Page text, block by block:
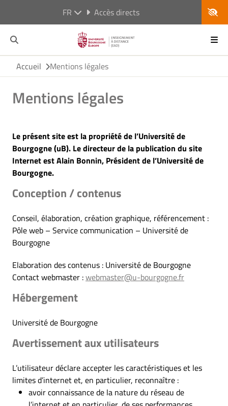
FR Accès directs
Accueil Mentions légales
Mentions légales
Le présent site est la propriété de l’Université de
Bourgogne (uB). Le directeur de la publication du site
Internet est Alain Bonnin, Président de l’Université de
Bourgogne.
Conception / contenus
Conseil, élaboration, création graphique, référencement :
Pôle web – Service communication – Université de
Bourgogne
Elaboration des contenus : Université de Bourgogne
Contact webmaster :webmaster@u-bourgogne.fr
Hébergement
Université de Bourgogne
Avertissement aux utilisateurs
L’utilisateur déclare accepter les caractéristiques et les
limites d’internet et, en particulier, reconnaître :
avoir connaissance de la nature du réseau de